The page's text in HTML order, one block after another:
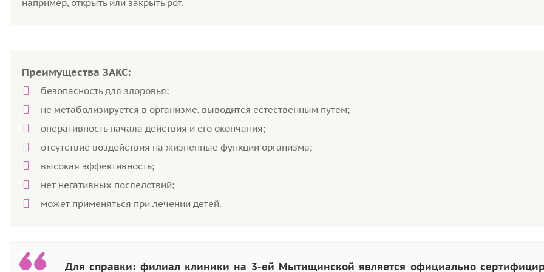
например, открыть или закрыть рот.
Преимущества ЗАКС:
безопасность для здоровья;
не метаболизируется в организме, выводится естественным путем;
оперативность начала действия и его окончания;
отсутствие воздействия на жизненные функции организма;
высокая эффективность;
нет негативных последствий;
может применяться при лечении детей.
Для справки: филиал клиники на 3-ей Мытищинской является официально